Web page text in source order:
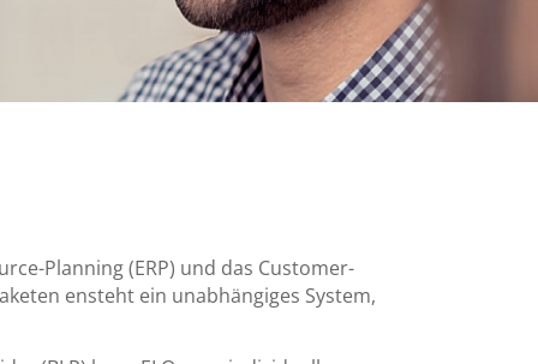
Planning (ERP) und das Customer-
ensteht ein unabhängiges System,